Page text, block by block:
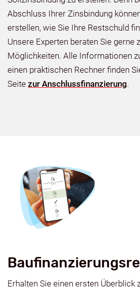
Abschluss Ihrer Zinsbindung
erstellen, wie Sie Ihre Restschuld
Unsere Experten beraten Sie gerne
Möglichkeiten. Alle Informationen
einen praktischen Rechner finden
Seite zur Anschlussfinanzierung.
Erhalten Sie einen ersten Überblick